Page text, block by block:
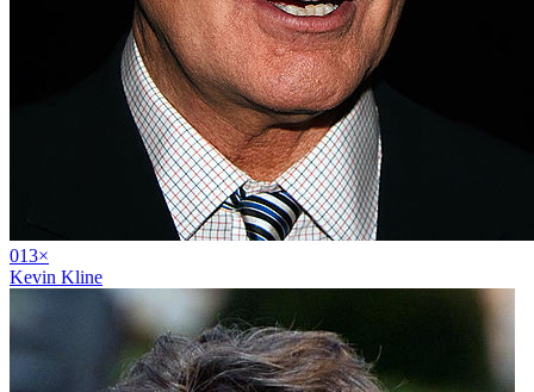
013×
Kevin Kline